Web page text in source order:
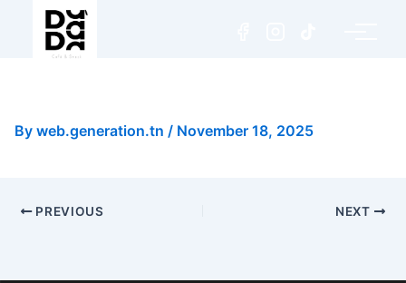
By web.generation.tn / November 18, 2025
PREVIOUS NEXT